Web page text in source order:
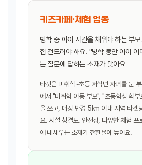
키즈카페·체험 업종
방학 중 아이 시간을 채워야 하는 부
접 건드려야 해요. "방학 동안 아이 어
는 질문에 답하는 소재가 맞아요.
타겟은 미취학~초등 저학년 자녀를 둔
에서 "미취학 아동 부모", "초등학생 학부
을 쓰고, 매장 반경 5km 이내 지역 타겟
요. 시설 청결도, 안전성, 다양한 체험 프
에 내세우는 소재가 전환율이 높아요.